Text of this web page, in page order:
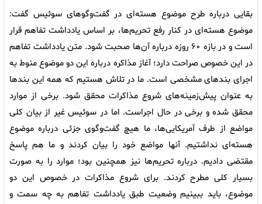
بقایی درباره طرح موضوع هسته‌ای در گفت‌وگوهای سوئیس گفت:
موضوع هسته‌ای در کنار رفع تحریم‌ها، بر اساس یادداشت‌ تفاهم قرار
است و در بازه ۶۰ روزه درباره آن‌ها صحبت شود. متن یادداشت‌ تفاهم
در این خصوص صراحت دارد؛ آغاز مذاکره درباره این دو موضوع منوط به
اجرای بندهای مشخصی است. ما در تلاش هستیم که همه این بندها
به عنوان پیش‌زمینه‌های شروع مذاکرات محقق شود. برخی از موارد
محقق شده و برخی در حال اجراست. اما در سوئیس غیر از بیان کلی
مواضع از طرف آمریکایی‌ها، ما هیچ گفت‌وگوی جزئی درباره موضوع
هسته‌ای نداشتیم. آنها مواضع خود را بیان کردند و ما هم پاسخ
مقتضی دادیم. درباره تحریم‌ها نیز همچنین بود؛ موارد را به صورت
بسیار کلی مطرح کردند. برای شروع مذاکرات در خصوص این دو
موضوع، باید ببینیم وضعیت طبق یادداشت‌ تفاهم به چه سمت و